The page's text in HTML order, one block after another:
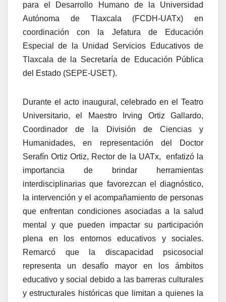
para el Desarrollo Humano de la Universidad
Autónoma de Tlaxcala (FCDH-UATx) en
coordinación con la Jefatura de Educación
Especial de la Unidad Servicios Educativos de
Tlaxcala de la Secretaría de Educación Pública
del Estado (SEPE-USET).
Durante el acto inaugural, celebrado en el Teatro
Universitario, el Maestro Irving Ortiz Gallardo,
Coordinador de la División de Ciencias y
Humanidades, en representación del Doctor
Serafín Ortiz Ortiz, Rector de la UATx, enfatizó la
importancia de brindar herramientas
interdisciplinarias que favorezcan el diagnóstico,
la intervención y el acompañamiento de personas
que enfrentan condiciones asociadas a la salud
mental y que pueden impactar su participación
plena en los entornos educativos y sociales.
Remarcó que la discapacidad psicosocial
representa un desafío mayor en los ámbitos
educativo y social debido a las barreras culturales
y estructurales históricas que limitan a quienes la